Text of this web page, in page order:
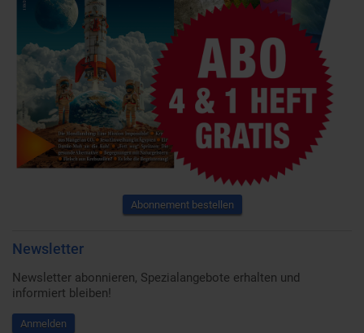
Abonnement bestellen
Newsletter
Newsletter abonnieren, Spezialangebote erhalten und
informiert bleiben!
Anmelden